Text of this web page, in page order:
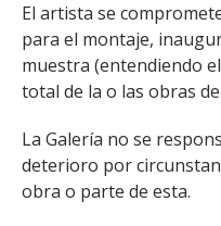
El artista se
para el montaje,
muestra (entendiendo
total de la o las obras
La Galería no se
deterioro por
obra o parte de esta.